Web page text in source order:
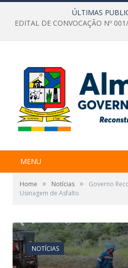
ÚLTIMAS
EDITAL DE CONVOCAÇÃO Nº
MENU
Home » Notícias »
Governo
Usinagem de Asfalto
NOTÍCIAS